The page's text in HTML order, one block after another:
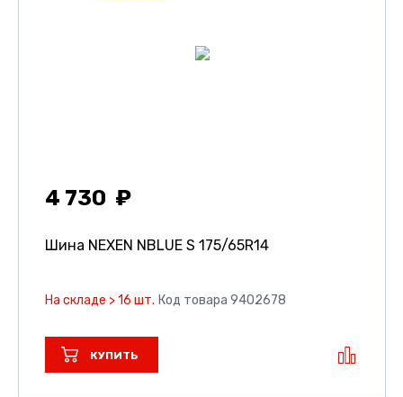
4 730
Шина NEXEN NBLUE S 175/65R14
На складе > 16 шт. Код товара 9402678
КУПИТЬ